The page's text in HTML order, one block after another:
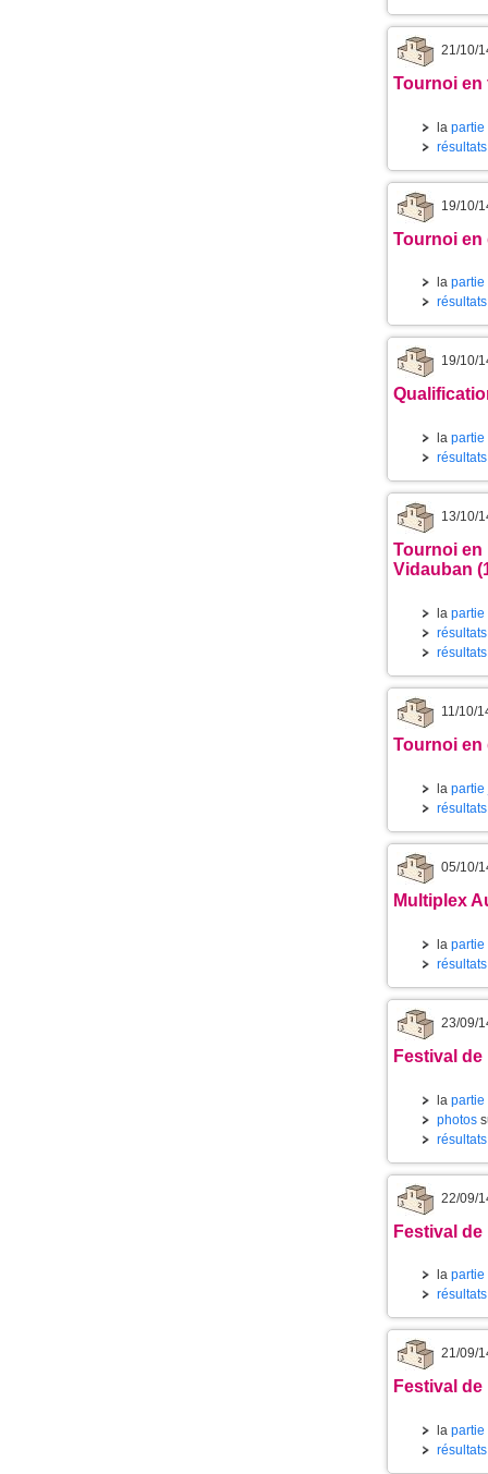
21/10/
Tournoi en
la partie
19/10/
Tournoi en
la partie
19/10/
la partie
13/10/
Tournoi en
Vidauban
la partie
11/10/
Tournoi en
la partie
05/10/
Multiplex
la partie
23/09/
Festival
la partie
photos
22/09/
Festival
la partie
21/09/
Festival
la partie